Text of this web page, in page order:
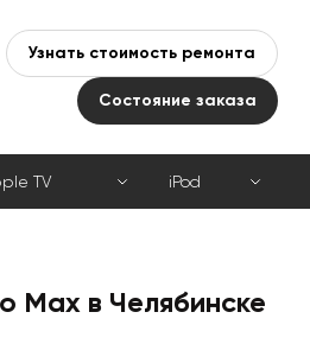
Узнать стоимость ремонта
Состояние заказа
TV iPod
Max в Челябинске